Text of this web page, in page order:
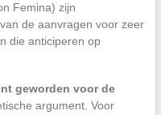
Femina) zijn
de aanvragen voor zeer
die anticiperen op
geworden voor de
argument. Voor